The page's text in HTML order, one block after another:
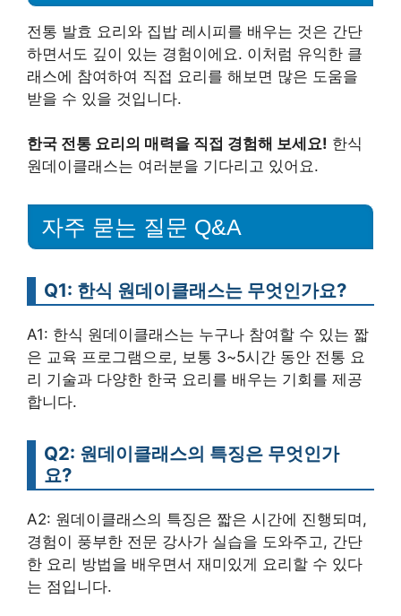
전통 발효 요리와 집밥 레시피를 배우는 것은 간단
하면서도 깊이 있는 경험이에요. 이처럼 유익한 클
래스에 참여하여 직접 요리를 해보면 많은 도움을
받을 수 있을 것입니다.
한국 전통 요리의 매력을 직접 경험해 보세요! 한식
원데이클래스는 여러분을 기다리고 있어요.
자주 묻는 질문 Q&A
Q1: 한식 원데이클래스는 무엇인가요?
A1: 한식 원데이클래스는 누구나 참여할 수 있는 짧
은 교육 프로그램으로, 보통 3~5시간 동안 전통 요
리 기술과 다양한 한국 요리를 배우는 기회를 제공
합니다.
Q2: 원데이클래스의 특징은 무엇인가
요?
A2: 원데이클래스의 특징은 짧은 시간에 진행되며,
경험이 풍부한 전문 강사가 실습을 도와주고, 간단
한 요리 방법을 배우면서 재미있게 요리할 수 있다
는 점입니다.